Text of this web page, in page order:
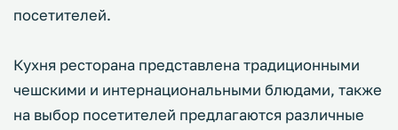
посетителей.
Кухня ресторана представлена традиционными
чешскими и интернациональными блюдами, также
на выбор посетителей предлагаются различные